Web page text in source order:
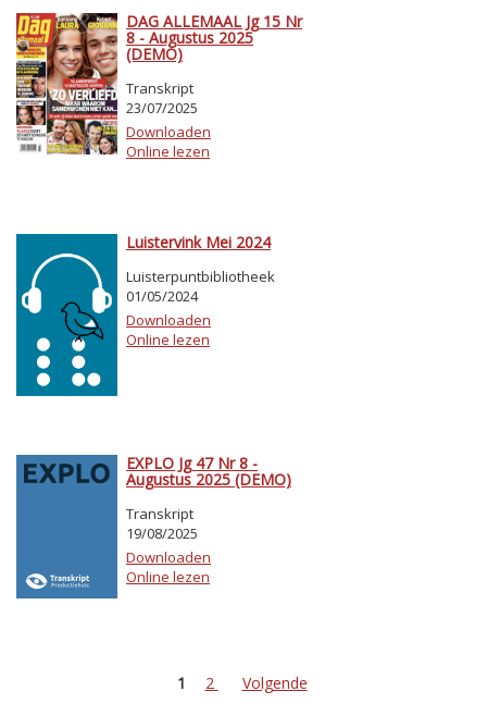
DAG ALLEMAAL Jg 15 Nr
8 - Augustus 2025
(DEMO)
Transkript
23/07/2025
Downloaden
Online lezen
Luistervink Mei 2024
Luisterpuntbibliotheek
01/05/2024
Downloaden
Online lezen
EXPLO Jg 47 Nr 8 -
Augustus 2025 (DEMO)
Transkript
19/08/2025
Downloaden
Online lezen
1 2 Volgende